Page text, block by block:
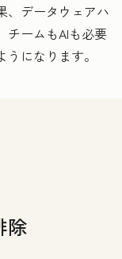
、データウェアハ
チームもAIも必要
になります。
除